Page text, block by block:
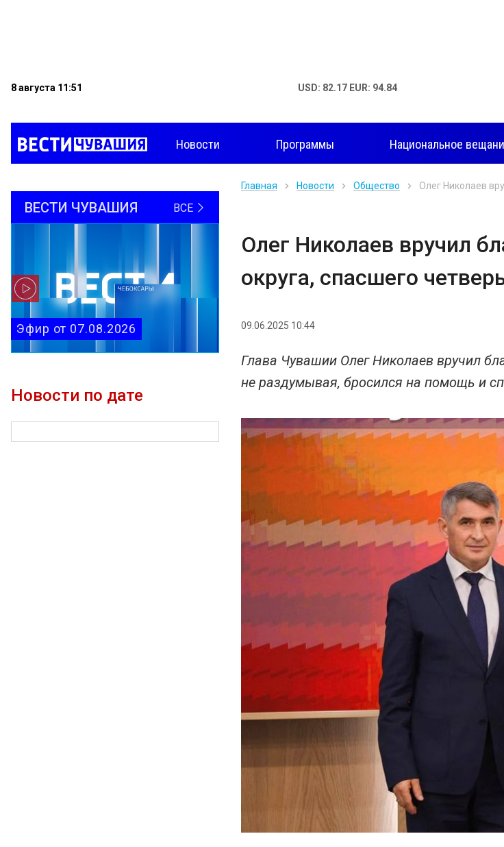
8 августа 11:51 USD: 82.17 EUR: 94.84
Новости Программы Национальное
ВЕСТИ ЧУВАШИЯ ВСЕ
Эфир от 07.08.2026
Новости по дате
Главная Новости Общество Олег Николаев
Олег Николаев вручил
округа, спасшего
09.06.2025 10:44
Глава Чувашии Олег Николаев вручил
не раздумывая, бросился на помощь и